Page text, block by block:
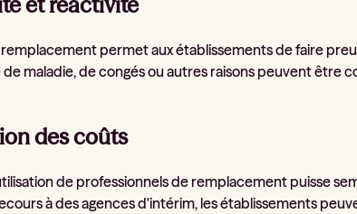
permet aux établissements de faire
maladie, de congés ou autres raisons peuvent être
des coûts
de professionnels de remplacement puisse
à des agences d'intérim, les établissements